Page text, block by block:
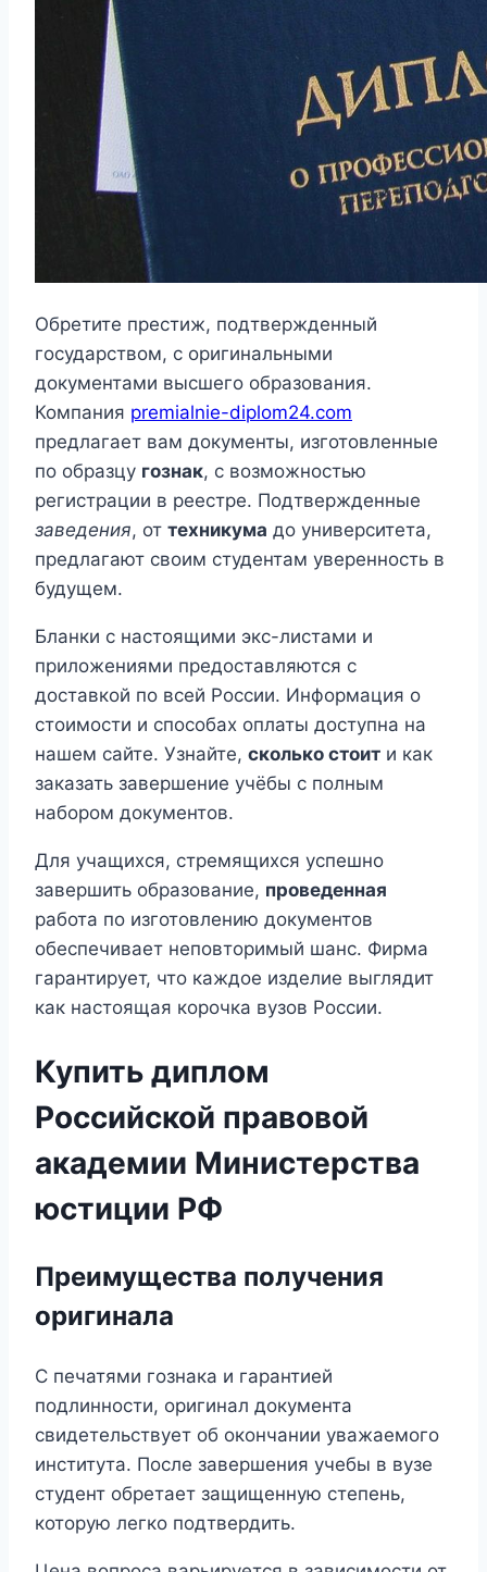
Обретите престиж, подтвержденный
государством, с оригинальными
документами высшего образования.
Компания premialnie-diplom24.com
предлагает вам документы, изготовленные
по образцу гознак, с возможностью
регистрации в реестре. Подтвержденные
заведения, от техникума до университета,
предлагают своим студентам уверенность в
будущем.
Бланки с настоящими экс-листами и
приложениями предоставляются с
доставкой по всей России. Информация о
стоимости и способах оплаты доступна на
нашем сайте. Узнайте, сколько стоит и как
заказать завершение учёбы с полным
набором документов.
Для учащихся, стремящихся успешно
завершить образование, проведенная
работа по изготовлению документов
обеспечивает неповторимый шанс. Фирма
гарантирует, что каждое изделие выглядит
как настоящая корочка вузов России.
Купить диплом
Российской правовой
академии Министерства
юстиции РФ
Преимущества получения
оригинала
С печатями гознака и гарантией
подлинности, оригинал документа
свидетельствует об окончании уважаемого
института. После завершения учебы в вузе
студент обретает защищенную степень,
которую легко подтвердить.